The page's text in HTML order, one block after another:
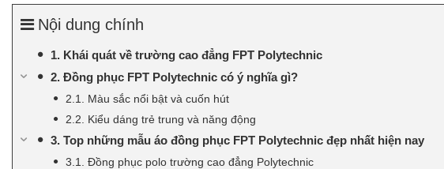
Nội dung chính
1. Khái quát về trường cao đẳng FPT Polytechnic
2. Đồng phục FPT Polytechnic có ý nghĩa gì?
2.1. Màu sắc nổi bật và cuốn hút
2.2. Kiểu dáng trẻ trung và năng động
3. Top những mẫu áo đồng phục FPT Polytechnic đẹp nhất hiện nay
3.1. Đồng phục polo trường cao đẳng Polytechnic